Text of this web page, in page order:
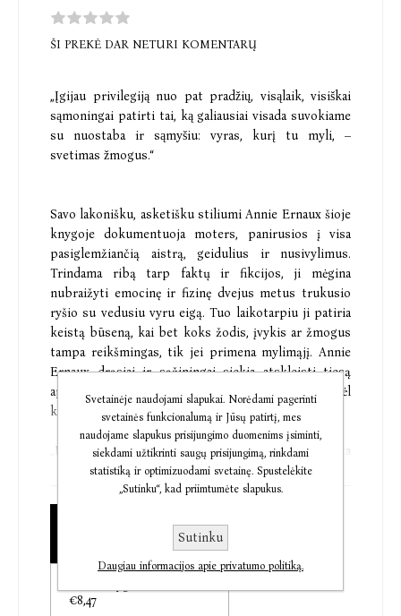
ŠI PREKĖ DAR NETURI KOMENTARŲ
„Įgijau privilegiją nuo pat pradžių, visąlaik, visiškai
sąmoningai patirti tai, ką galiausiai visada suvokiame
su nuostaba ir sąmyšiu: vyras, kurį tu myli, –
svetimas žmogus.“
Savo lakonišku, asketišku stiliumi Annie Ernaux šioje
knygoje dokumentuoja moters, panirusios į visa
pasiglemžiančią aistrą, geidulius ir nusivylimus.
Trindama ribą tarp faktų ir fikcijos, ji mėgina
nubraižyti emocinę ir fizinę dvejus metus trukusio
ryšio su vedusiu vyru eigą. Tuo laikotarpiu ji patiria
keistą būseną, kai bet koks žodis, įvykis ar žmogus
tampa reikšmingas, tik jei primena mylimąjį. Annie
Ernaux drąsiai ir sąžiningai siekia atskleisti tiesą
apie savo egzistencijos metus, kai gyveno vien dėl
kito žmogaus.
„Paminklas aistrai, kuri nepaklūsta
supaprastinimams.“
The New York Times
„Šią knygą norėsite rekomenduoti kitiems. A. Ernaux
daug ką literatūroje daro gerai, bet yra
nepralenkiama rašydama apie aistrą ir meilę: ir
pilnatvišką džiaugsmą, ir brutalų nuopuolį.“
The Guardian
€8,47
Svetainėje naudojami slapukai. Norėdami pagerinti
svetainės funkcionalumą ir Jūsų patirtį, mes
naudojame slapukus prisijungimo duomenims įsiminti,
siekdami užtikrinti saugų prisijungimą, rinkdami
statistiką ir optimizuodami svetainę. Spustelėkite
„Sutinku“, kad priimtumėte slapukus.
Sutinku
Daugiau informacijos apie privatumo politiką.